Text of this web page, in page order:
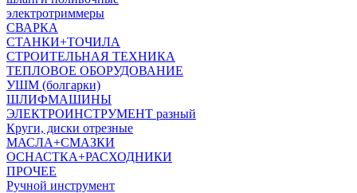
электротриммеры
СВАРКА
СТАНКИ+ТОЧИЛА
СТРОИТЕЛЬНАЯ ТЕХНИКА
ТЕПЛОВОЕ ОБОРУДОВАНИЕ
УШМ (болгарки)
ШЛИФМАШИНЫ
ЭЛЕКТРОИНСТРУМЕНТ разный
Круги, диски отрезные
МАСЛА+СМАЗКИ
ОСНАСТКА+РАСХОДНИКИ
ПРОЧЕЕ
Ручной инструмент